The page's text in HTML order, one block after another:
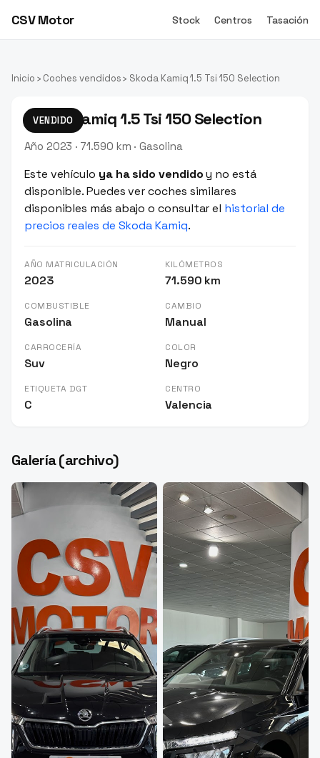
CSV Motor Stock Centros Tasación
Inicio › Coches vendidos› Skoda Kamiq 1.5 Tsi 150 Selection
VENDIDO
Skoda Kamiq 1.5 Tsi 150 Selection
Año 2023 · 71.590 km · Gasolina
Este vehículo ya ha sido vendidoy no está
disponible. Puedes ver coches similares
disponibles más abajo o consultar el historial de
precios reales de Skoda Kamiq.
AÑO MATRICULACIÓN
2023
KILÓMETROS
71.590 km
COMBUSTIBLE
Gasolina
CAMBIO
Manual
CARROCERÍA
Suv
COLOR
Negro
ETIQUETA DGT
C
CENTRO
Valencia
Galería (archivo)